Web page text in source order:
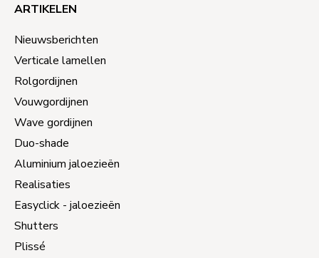
ARTIKELEN
Nieuwsberichten
Verticale lamellen
Rolgordijnen
Vouwgordijnen
Wave gordijnen
Duo-shade
Aluminium jaloezieën
Realisaties
Easyclick - jaloezieën
Shutters
Plissé